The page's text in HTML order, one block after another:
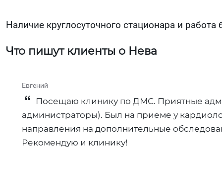
Наличие круглосуточного стационара и
Что пишут клиенты о Нева
Евгений
Посещаю клинику по ДМС. Приятные
администраторы). Был на приеме у
направления на дополнительные
Рекомендую и клинику!